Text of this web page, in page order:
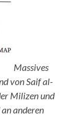
Massives
von Saif al-
Milizen und
anderen